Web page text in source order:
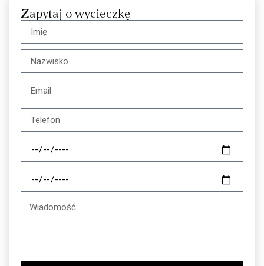
Zapytaj o wycieczkę